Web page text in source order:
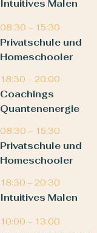
Intuitives Malen
08:30 – 15:30
Privatschule und
Homeschooler
18:30 – 20:00
Coachings
Quantenenergie
08:30 – 15:30
Privatschule und
Homeschooler
18:30 – 20:30
Intuitives Malen
10:00 – 13:00